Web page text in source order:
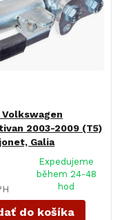
Volkswagen
2003-2009 (T5)
Galia
Expedujeme
během 24-48
hod
do košíka